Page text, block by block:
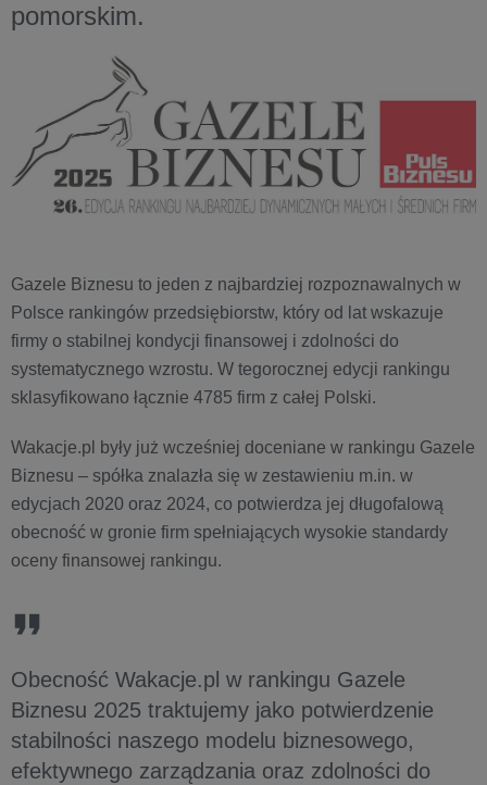
pomorskim.
Gazele Biznesu to jeden z najbardziej rozpoznawalnych w
Polsce rankingów przedsiębiorstw, który od lat wskazuje
firmy o stabilnej kondycji finansowej i zdolności do
systematycznego wzrostu. W tegorocznej edycji rankingu
sklasyfikowano łącznie 4785 firm z całej Polski.
Wakacje.pl były już wcześniej doceniane w rankingu Gazele
Biznesu – spółka znalazła się w zestawieniu m.in. w
edycjach 2020 oraz 2024, co potwierdza jej długofalową
obecność w gronie firm spełniających wysokie standardy
oceny finansowej rankingu.
Obecność Wakacje.pl w rankingu Gazele
Biznesu 2025 traktujemy jako potwierdzenie
stabilności naszego modelu biznesowego,
efektywnego zarządzania oraz zdolności do